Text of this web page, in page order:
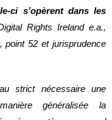
ci s’opèrent dans les
Rights Ireland e.a.,
point 52 et jurisprudence
nécessaire une
généralisée la